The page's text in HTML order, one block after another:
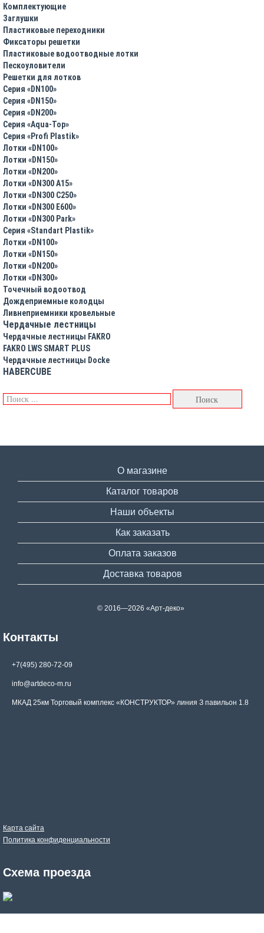
Комплектующие
Заглушки
Пластиковые переходники
Фиксаторы решетки
Пластиковые водоотводные лотки
Пескоуловители
Решетки для лотков
Серия «DN100»
Серия «DN150»
Серия «DN200»
Серия «Aqua-Top»
Серия «Profi Plastik»
Лотки «DN100»
Лотки «DN150»
Лотки «DN200»
Лотки «DN300 A15»
Лотки «DN300 C250»
Лотки «DN300 E600»
Лотки «DN300 Park»
Серия «Standart Plastik»
Лотки «DN100»
Лотки «DN150»
Лотки «DN200»
Лотки «DN300»
Точечный водоотвод
Дождеприемные колодцы
Ливнеприемники кровельные
Чердачные лестницы
Чердачные лестницы FAKRO
FAKRO LWS SMART PLUS
Чердачные лестницы Docke
HABERCUBE
О магазине
Каталог товаров
Наши объекты
Как заказать
Оплата заказов
Доставка товаров
© 2016—2026 «Арт-деко»
Контакты
+7(495) 280-72-09
info@artdeco-m.ru
МКАД 25км Торговый комплекс «КОНСТРУКТОР» линия З павильон 1.8
Карта сайта
Политика конфиденциальности
Схема проезда